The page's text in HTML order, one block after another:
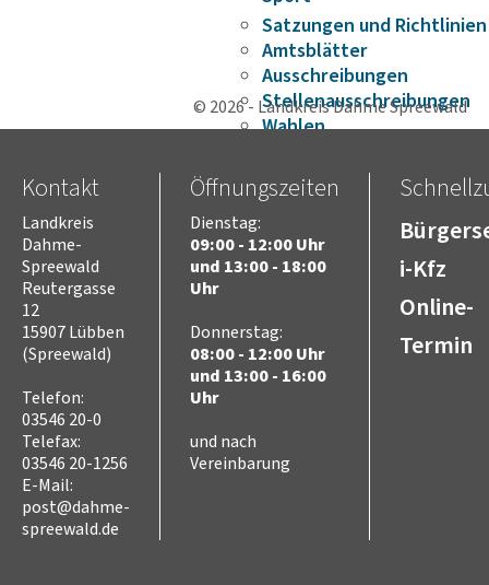
Satzungen und Richtlinien
Amtsblätter
Ausschreibungen
Stellenausschreibungen
Wahlen
Kreistag
Vorsitz des Kreistages
Niederschriften
Videoaufzeichnungen
Kreistag
Themen
Familie
Erwachsene
Digitalisierung
© 2026 - Landkreis Dahme Spreewald
Kontakt
Landkreis
Dahme-
Spreewald
Reutergasse
12
15907 Lübben
(Spreewald)
Telefon:
03546 20-0
Telefax:
03546 20-1256
E-Mail:
post@dahme-
spreewald.de
Öffnungszeiten
Dienstag:
09:00 - 12:00 Uhr
und 13:00 - 18:00
Uhr
Donnerstag:
08:00 - 12:00 Uhr
und 13:00 - 16:00
Uhr
und nach
Vereinbarung
i-Kfz
Online-
Termin